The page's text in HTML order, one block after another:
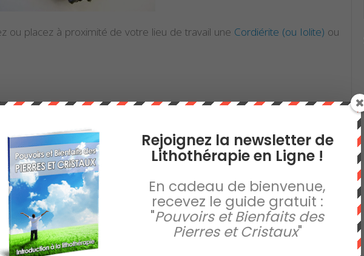
ou placez à proximité de votre lieu de travail une Cordiérite (ou Iolite) ou
des meilleures pierres et cristaux de lithothérapie sur notresite
la newsletter
en Ligne
vous a plu ? Rejoignez notre
et recevez en cadeau le
Rejoignez la newsletter de
Lithothérapie en Ligne !
En cadeau de bienvenue,
recevez le guide gratuit :
"Pouvoirs et Bienfaits des
Pierres et Cristaux"